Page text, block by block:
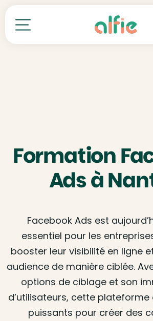
Toutes nos formations
Formation
Ads à
Facebook Ads est
essentiel pour les
booster leur visibilité en ligne
audience de manière ciblée.
options de ciblage et son
d’utilisateurs, cette
puissants pour créer des